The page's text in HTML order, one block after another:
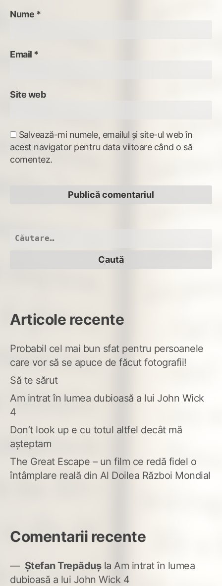
Nume *
Email *
Site web
Salvează-mi numele, emailul și site-ul web în
acest navigator pentru data viitoare când o să
comentez.
Caută
Articole recente
Probabil cel mai bun sfat pentru persoanele
care vor să se apuce de făcut fotografii!
Să te sărut
Am intrat în lumea dubioasă a lui John Wick
4
Don’t look up e cu totul altfel decât mă
așteptam
The Great Escape – un film ce redă fidel o
întâmplare reală din Al Doilea Război Mondial
Comentarii recente
Ștefan Trepădușla Am intrat în lumea
dubioasă a lui John Wick 4